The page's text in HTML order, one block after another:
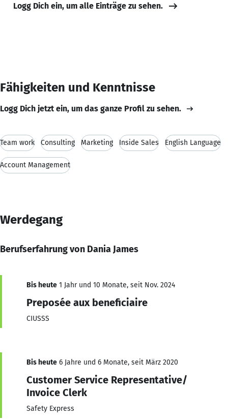
Logg Dich ein, um alle Einträge zu sehen.
Fähigkeiten und Kenntnisse
Logg Dich jetzt ein, um das ganze Profil zu sehen.
Team work Consulting Marketing Inside Sales English Language
Account Management
Werdegang
Berufserfahrung von Dania James
Bis heute 1 Jahr und 10 Monate, seit Nov. 2024
Preposée aux beneficiaire
CIUSSS
Bis heute 6 Jahre und 6 Monate, seit März 2020
Customer Service Representative/
Invoice Clerk
Safety Express